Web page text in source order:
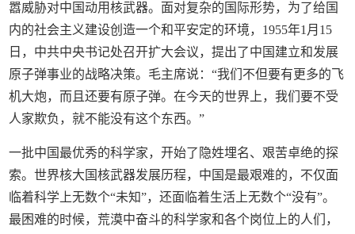
嚣威胁对中国动用核武器。面对复杂的国际形势，为了给国
内的社会主义建设创造一个和平安定的环境，1955年1月15
日，中共中央书记处召开扩大会议，提出了中国建立和发展
原子弹事业的战略决策。毛主席说：“我们不但要有更多的飞
机大炮，而且还要有原子弹。在今天的世界上，我们要不受
人家欺负，就不能没有这个东西。”
一批中国最优秀的科学家，开始了隐姓埋名、艰苦卓绝的探
索。世界核大国核武器发展历程，中国是最艰难的，不仅面
临着科学上无数个“未知”，还面临着生活上无数个“没有”。
最困难的时候，荒漠中奋斗的科学家和各个岗位上的人们，